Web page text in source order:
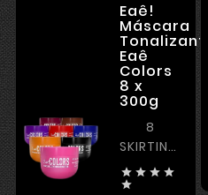
Eaê!
Máscara
Tonalizante
Eaê
Colors
8 x
300g
8
SKIRTINGI
SPALEVAI
   
